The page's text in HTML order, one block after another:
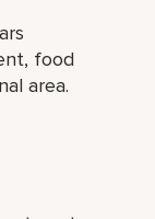
food
area.